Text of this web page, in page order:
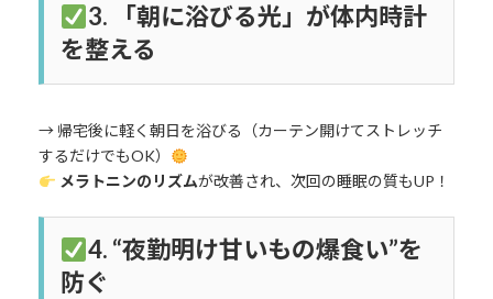
3.
「朝に浴びる光」が体内時計
を整える
→ 帰宅後に軽く朝日を浴びる（カーテン開けてストレッチ
するだけでもOK）
メラトニンのリズムが改善され、次回の睡眠の質もUP！
4. “夜勤明け甘いもの爆食い”を
防ぐ